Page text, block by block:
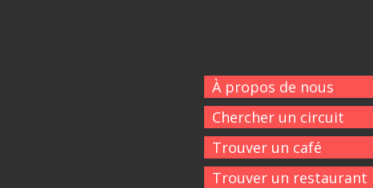
À propos de nous
Chercher un circuit
Trouver un café
Trouver un restaurant